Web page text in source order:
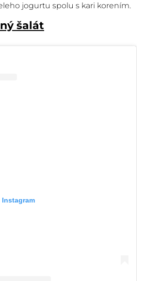
jogurtu spolu s kari korením.
šalát